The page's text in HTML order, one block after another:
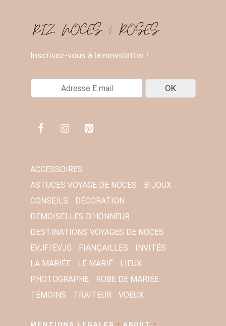
Inscrivez-vous à la newsletter !
E
OK
ACCESSOIRES
ASTUCES VOYAGE DE NOCES
BIJOUX
CONSEILS
DÉCORATION
DEMOISELLES D'HONNEUR
DESTINATIONS VOYAGES DE NOCES
EVJF/EVJG
FIANÇAILLES
INVITÉS
LA MARIÉE
LE MARIÉ
LIEUX
PHOTOGRAPHE
ROBE DE MARIÉE
TÉMOINS
TRAITEUR VOEUX
MENTIONS LEGALES • ABOUT •